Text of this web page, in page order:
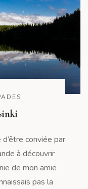
conviée par
à découvrir
de mon amie
pas la